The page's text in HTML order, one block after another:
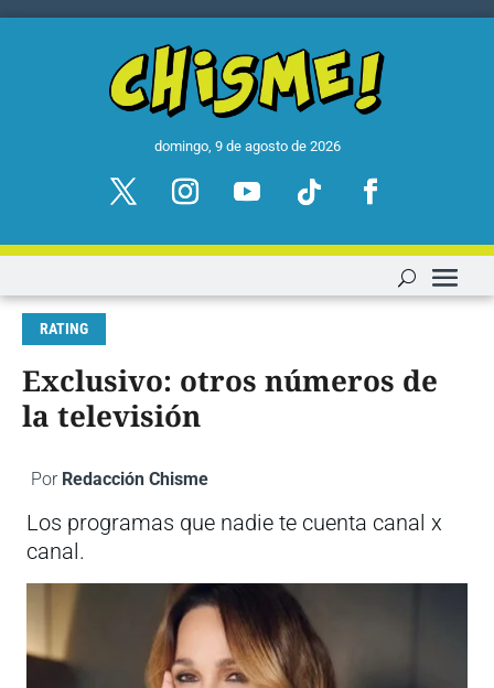
domingo, 9 de agosto de 2026
RATING
Exclusivo: otros números de
la televisión
Por Redacción Chisme
Los programas que nadie te cuenta canal x
canal.